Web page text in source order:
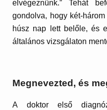
elvégeznünk.” Tehát
gondolva, hogy két-
húsz nap lett belőle, és
általános vizsgálaton
Megnevezted, és
A doktor első